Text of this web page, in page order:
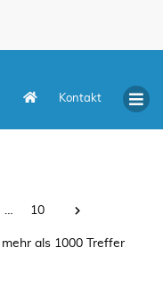
Kontakt
… 10
als 1000 Treffer